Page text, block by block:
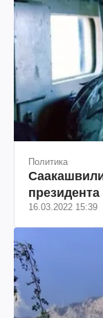
Политика
16.03.2022 15:39